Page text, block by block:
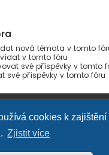
cookies k zajištění
Zjistit více
nová témata v tomto
v tomto fóru
své příspěvky v tomto
své příspěvky v tomto fóru
Copyright
®